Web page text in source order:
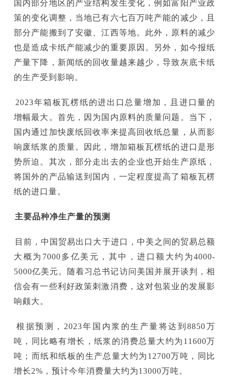
国内部分地区的产业结构发生变化，例如富阳产业政
策的变化调整，当地已有六七百万吨产能的减少，且
部分产能搬到了安徽、江西等地。此外，原料的减少
也是造成卡纸产能减少的重要原因。另外，如今报纸
产量下降，新闻纸的回收量越来越少，导致灰底卡纸
的生产受到影响。
年箱板瓦楞纸的进出口总量增加，且进口量的
增幅最大。首先，因为国内原料的质量问题。当下，
国内通过加快废纸回收率来提高回收纸总量，从而影
响废纸浆的质量。因此，增加箱板瓦楞纸的进口是形
势所迫。其次，部分走出去的企业也开始生产原纸，
将国外的产品输送到国内，一定程度提高了箱板瓦楞
纸的进口量。
主要品种净生产量的预测
前，中国贸易出口大于进口，中美之间的贸易总额
大概为7000多亿美元，其中，进口额大约为4000-
5000亿美元。随着习总书记访问美国并展开谈判，相
信会有一些利好政策刺激消费，这对包装业的发展影
响颇大。
据预测，2023年国内浆的生产量将达到8850万
吨，同比略有增长，纸浆的消费总量大约为11600万
吨；而纸和纸板的生产总量大约为12700万吨，同比
增长2%，预计今年消费量大约为13000万吨。